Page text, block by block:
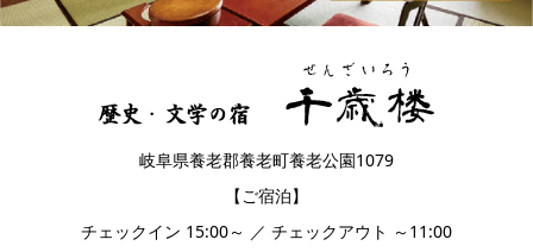
岐阜県養老郡養老町養老公園1079
【ご宿泊】
チェックイン 15:00～ ／ チェックアウト ～11:00